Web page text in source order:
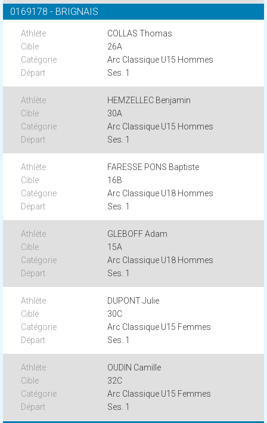
0169178 - BRIGNAIS
COLLAS Thomas
26A
Arc Classique U15 Hommes
Ses. 1
HEMZELLEC Benjamin
30A
Arc Classique U15 Hommes
Ses. 1
FARESSE PONS Baptiste
16B
Arc Classique U18 Hommes
Ses. 1
GLEBOFF Adam
15A
Arc Classique U18 Hommes
Ses. 1
DUPONT Julie
30C
Arc Classique U15 Femmes
Ses. 1
OUDIN Camille
32C
Arc Classique U15 Femmes
Ses. 1